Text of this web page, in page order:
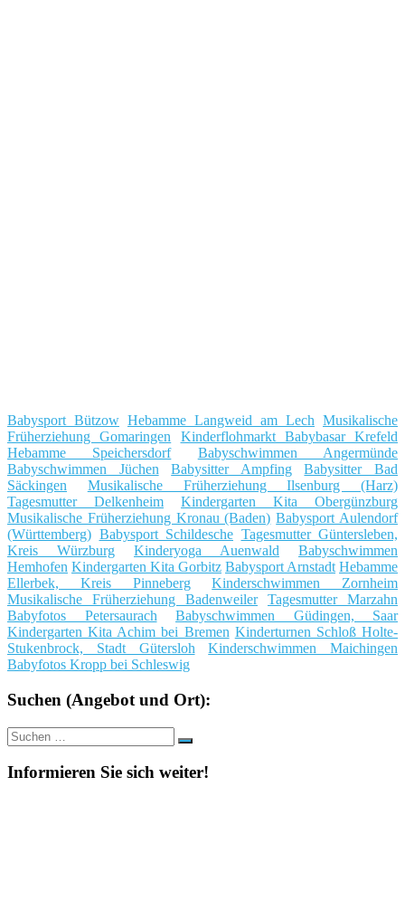
Babysport Bützow Hebamme Langweid am Lech Musikalische
Früherziehung Gomaringen
Kinderflohmarkt Babybasar Krefeld
Hebamme Speichersdorf
Babyschwimmen Angermünde
Babyschwimmen Jüchen
Babysitter Ampfing
Babysitter Bad
Säckingen
Musikalische Früherziehung Ilsenburg (Harz)
Tagesmutter Delkenheim
Kindergarten Kita Obergünzburg
Musikalische Früherziehung Kronau (Baden) Babysport Aulendorf
(Württemberg) Babysport Schildesche Tagesmutter Güntersleben,
Kreis Würzburg
Kinderyoga Auenwald
Babyschwimmen
Hemhofen Kindergarten Kita Gorbitz Babysport Arnstadt Hebamme
Ellerbek, Kreis Pinneberg
Kinderschwimmen Zornheim
Musikalische Früherziehung Badenweiler
Tagesmutter Marzahn
Babyfotos Petersaurach
Babyschwimmen Güdingen, Saar
Kindergarten Kita Achim bei Bremen Kinderturnen Schloß Holte-
Stukenbrock, Stadt Gütersloh
Kinderschwimmen Maichingen
Babyfotos Kropp bei Schleswig
Suchen (Angebot und Ort):
Suche
nach:
Suchen
Informieren Sie sich weiter!